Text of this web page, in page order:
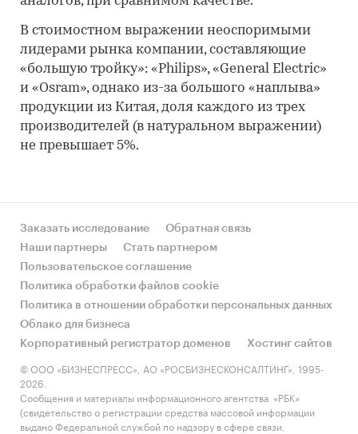
В стоимостном выражении неоспоримыми
лидерами рынка компании, составляющие
«большую тройку»: «Philips», «General Electric»
и «Osram», однако из-за большого «наплыва»
продукции из Китая, доля каждого из трех
производителей (в натуральном выражении)
не превышает 5%.
Заказать исследование
Обратная связь
Наши партнеры
Стать партнером
Пользовательское соглашение
Политика обработки файлов cookie
Политика в отношении обработки персональных данных
Облако для бизнеса
Корпоративный регистратор доменов
Хостинг сайтов
© ООО «БИЗНЕСПРЕСС», АО «РОСБИЗНЕСКОНСАЛТИНГ», 1995-
2026.
Сообщения и материалы информационного агентства «РБК»
(свидетельство о регистрации средства массовой информации
выдано Федеральной службой по надзору в сфере связи,